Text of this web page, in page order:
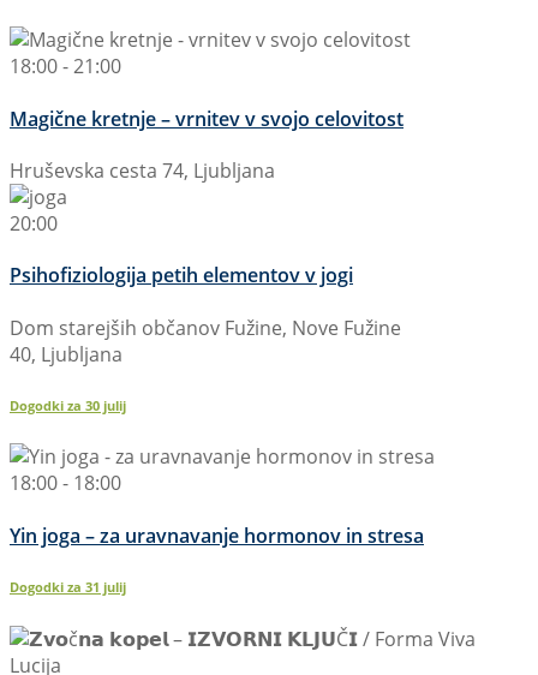
18:00 - 21:00
Magične kretnje – vrnitev v svojo celovitost
Hruševska cesta 74, Ljubljana
20:00
Psihofiziologija petih elementov v jogi
Dom starejših občanov Fužine, Nove Fužine
40, Ljubljana
Dogodki za 30 julij
18:00 - 18:00
Yin joga – za uravnavanje hormonov in stresa
Dogodki za 31 julij